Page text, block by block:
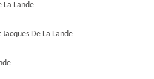
La Lande
De La Lande